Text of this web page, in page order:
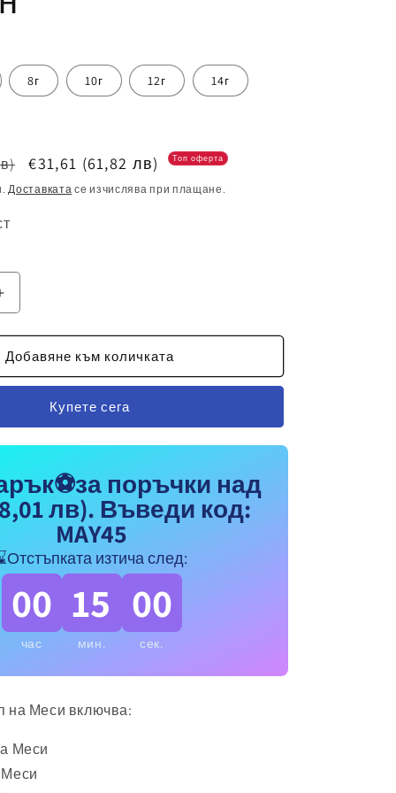
8г 10г 12г 14г
Цена
при
€31,61 (61,82 лв) Топ оферта
Доставката се изчислява при плащане.
Увеличаване
за
спортен
чорапи,
футболен
Барселона
Червен
Добавяне към количката
Купете сега
поръчки над
лв). Въведи код:
MAY45
изтича след:
00
час
15
мин.
00
сек.
на Меси включва:
Меси